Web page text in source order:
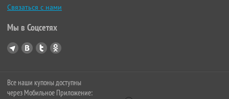
Связаться с нами
Мы в Соцсетях
Все наши купоны доступны
через Мобильное Приложение: